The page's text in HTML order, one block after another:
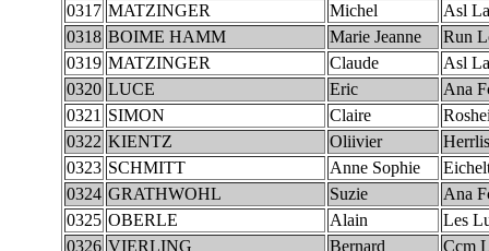
0317 MATZINGER Michel
Asl
0318 BOIME HAMM Marie Jeanne
Run
0319 MATZINGER Claude
Asl
0320 LUCE Eric
Ana
0321 SIMON Claire
0322 KIENTZ Oliivier
0323 SCHMITT Anne Sophie
0324 GRATHWOHL Suzie
Ana
0325 OBERLE Alain
Les
0326 VIERLING Bernard
Ccm